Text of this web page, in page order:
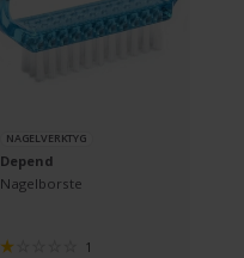
NAGELVERKTYG
Depend
Nagelborste
1